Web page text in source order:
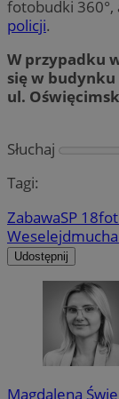
fotobudki 360°,
policji.
W przypadku
się w
ul.
Słuchaj
Tagi:
ZabawaSP 18
Weselej
Udostępnij
Magdalena